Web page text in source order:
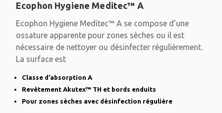
Ecophon Hygiene Meditec™ A
Ecophon Hygiene Meditec™ A se compose d’une
ossature apparente pour zones sèches ou il est
nécessaire de nettoyer ou désinfecter régulièrement.
La surface est
Classe d’absorption A
Revêtement Akutex™ TH et bords enduits
Pour zones sèches avec désinfection régulière